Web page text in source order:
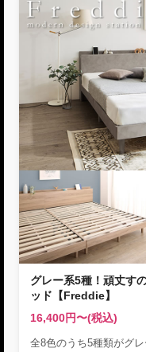
グレー系5種！頑丈す
ッド【Freddie】
16,400円〜(税込)
全8色のうち5種類がグ